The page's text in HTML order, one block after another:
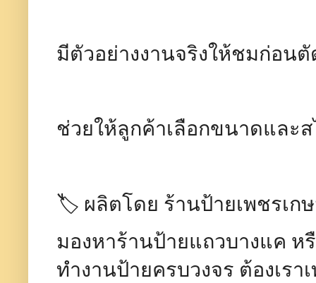
มีตัวอย่างงานจริงให้ชมก่อน
ช่วยให้ลูกค้าเลือกขนาดและ
🏷️ ผลิตโดย ร้านป้ายเพชรเก
มองหาร้านป้ายแถวบางแค ห
ทำงานป้ายครบวงจร ต้องเรา